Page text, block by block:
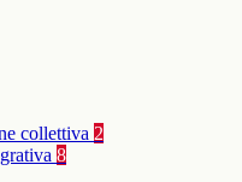
collettiva 2
8